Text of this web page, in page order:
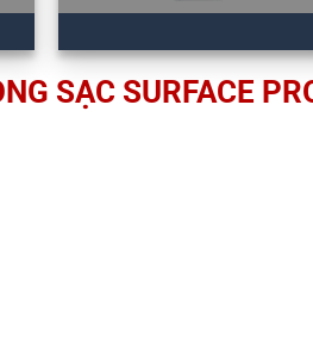
SẠC SURFACE